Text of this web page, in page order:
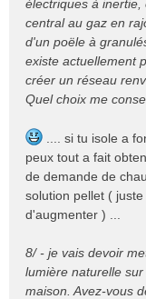
électriques à
central au gaz en
d'un poële à
existe actuellement
créer un réseau
Quel choix me
.... si tu isole a
peux tout a fait
de demande de
solution pellet (
d'augmenter ) ...
8/ - je vais devoir
lumière naturelle
maison. Avez-vous